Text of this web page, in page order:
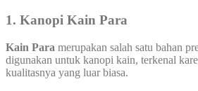
1. Kanopi Kain Para
Kain Para merupakan salah satu bahan
digunakan untuk kanopi kain, terkenal
kualitasnya yang luar biasa.